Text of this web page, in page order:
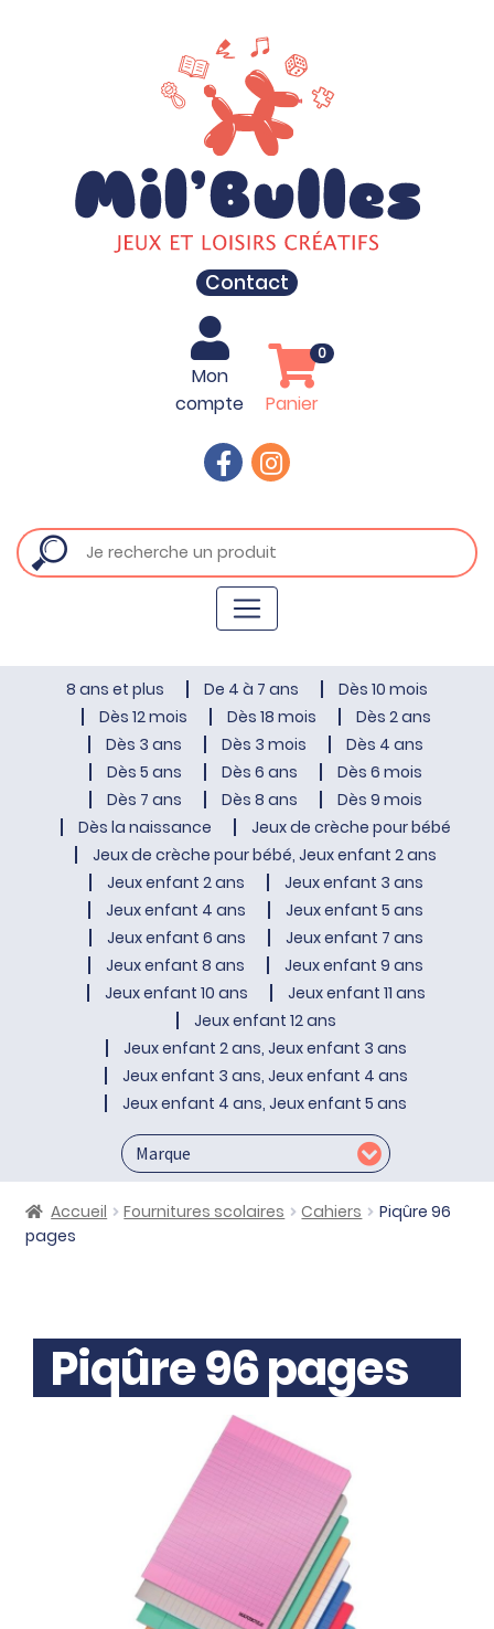
Contact
Mon
compte
Panier
0
8 ans et plus De 4 à 7 ans
Dès 10 mois
Dès 12 mois
Dès 18 mois
Dès 2 ans
Dès 3 ans
Dès 3 mois
Dès 4 ans
Dès 5 ans
Dès 6 ans
Dès 6 mois
Dès 7 ans
Dès 8 ans
Dès 9 mois
Dès la naissance
Jeux de crèche pour bébé
Jeux de crèche pour bébé, Jeux enfant 2 ans
Jeux enfant 2 ans
Jeux enfant 3 ans
Jeux enfant 4 ans
Jeux enfant 5 ans
Jeux enfant 6 ans
Jeux enfant 7 ans
Jeux enfant 8 ans
Jeux enfant 9 ans
Jeux enfant 10 ans
Jeux enfant 11 ans
Jeux enfant 12 ans
Jeux enfant 2 ans, Jeux enfant 3 ans
Jeux enfant 3 ans, Jeux enfant 4 ans
Jeux enfant 4 ans, Jeux enfant 5 ans
Accueil Fournitures scolaires Cahiers
Piqûre 96
pages
Piqûre 96 pages